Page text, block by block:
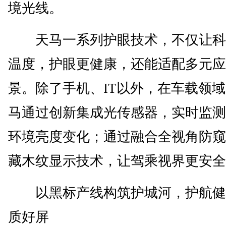
境光线。
天马一系列护眼技术，不仅让
温度，护眼更健康，还能适配多元
景。除了手机、IT以外，在车载领
马通过创新集成光传感器，实时监
环境亮度变化；通过融合全视角防
藏木纹显示技术，让驾乘视界更安
以黑标产线构筑护城河，护航
质好屏